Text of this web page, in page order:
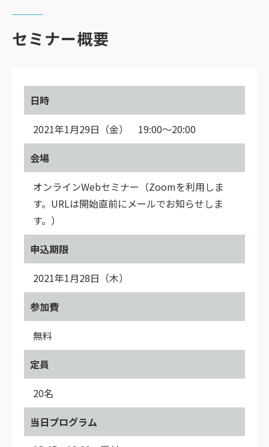
セミナー概要
日時
2021年1月29日（金） 19:00〜20:00
会場
オンラインWebセミナー（Zoomを利用しま
す。URLは開始直前にメールでお知らせしま
す。）
申込期限
2021年1月28日（木）
参加費
無料
定員
20名
当日プログラム